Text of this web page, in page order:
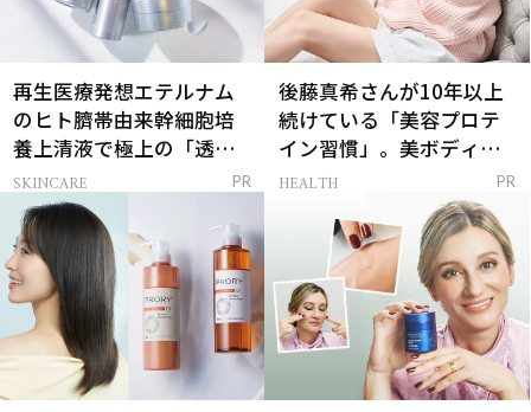
再生医療発想エテルナム
のヒト臍帯由来幹細胞培
養上清液で極上の「透明
感ハリ肌」へ
SKINCARE PR
後藤真希さんが10年以上
続けている「美容プロテ
イン習慣」。美ボディを
支える朝ルーティンと
HEALTH PR